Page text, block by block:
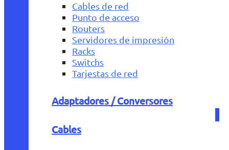
Cables de red
Punto de acceso
Routers
Servidores de impresión
Racks
Switchs
Tarjestas de red
Adaptadores / Conversores
Cables